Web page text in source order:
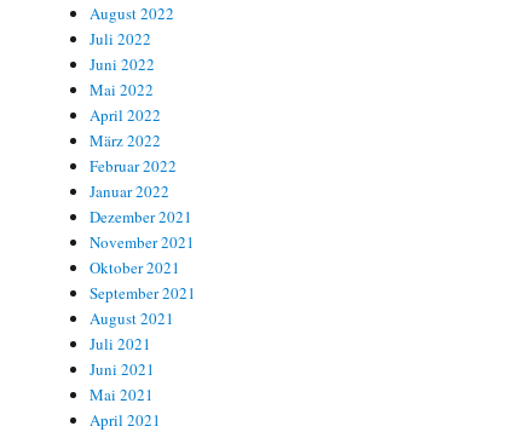
August 2022
Juli 2022
Juni 2022
Mai 2022
April 2022
März 2022
Februar 2022
Januar 2022
Dezember 2021
November 2021
Oktober 2021
September 2021
August 2021
Juli 2021
Juni 2021
Mai 2021
April 2021